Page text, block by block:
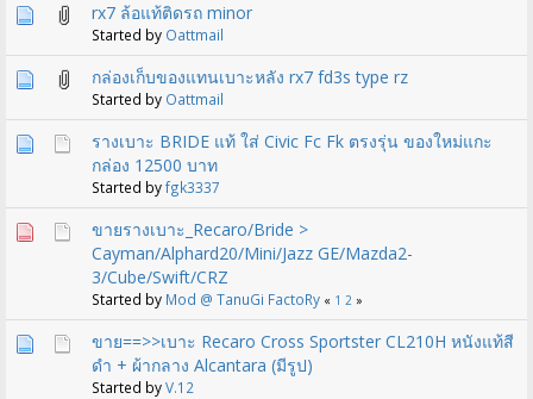
rx7 ล้อแท้ติดรถ minor
Started by Oattmail
กล่องเก็บของแทนเบาะหลัง rx7 fd3s type rz
Started by Oattmail
รางเบาะ BRIDE แท้ ใส่ Civic Fc Fk ตรงรุ่น ของใหม่แกะ
กล่อง 12500 บาท
Started byfgk3337
ขายรางเบาะ_Recaro/Bride >
Cayman/Alphard20/Mini/Jazz GE/Mazda2-
3/Cube/Swift/CRZ
Started by Mod @ TanuGi FactoRy « 1 2 »
ขาย==>>เบาะ Recaro Cross Sportster CL210H หนังแท้สี
ดำ + ผ้ากลาง Alcantara (มีรูป)
Started byV.12